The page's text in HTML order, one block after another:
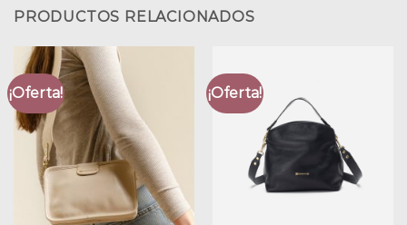
PRODUCTOS RELACIONADOS
¡Oferta! ¡Oferta!